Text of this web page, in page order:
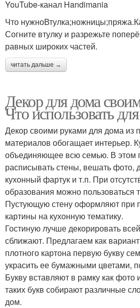
YouTube‑канал Handimania
Что
Согните втулку и разрежьте
равных широких частей.
читать дальше →
Декор для дома
Что использовать
Декор своими руками для дома из
материалов обогащает интерьер.
объединяющее всю семью. В
расписывать стены, вешать фото,
кухонный фартук и т.п. При
образования можно пользоваться
Пустующую стену оформляют при
картины на кухонную тематику.
Гостиную лучше декорировать
сближают. Предлагаем как
плотного картона первую букву
украсить ее бумажными цветами,
Букву вставляют в рамку как
таких букв собирают различные
дом.